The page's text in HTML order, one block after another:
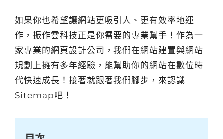
如果你也希望讓網站更吸引人、更有效率地運
作，振作雲科技正是你需要的專業幫手！作為一
家專業的網頁設計公司，我們在網站建置與網站
規劃上擁有多年經驗，能幫助你的網站在數位時
代快速成長！接著就跟著我們腳步，來認識
Sitemap吧！